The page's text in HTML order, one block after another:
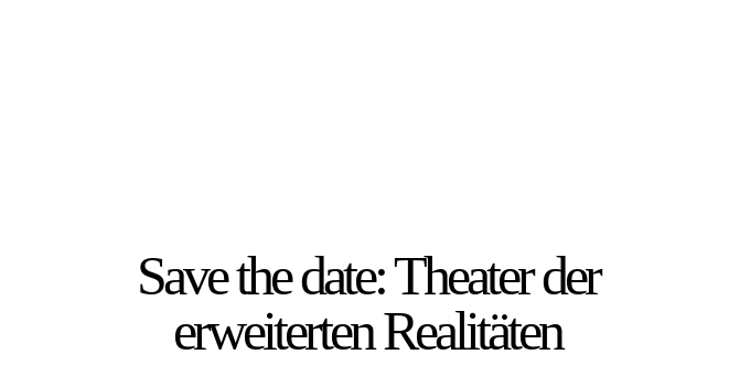
Save the date: Theater der
erweiterten Realitäten